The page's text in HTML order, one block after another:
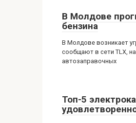
В Молдове
бензина
В Молдове возникает
сообщают в сети TLX,
автозаправочных
Топ-5